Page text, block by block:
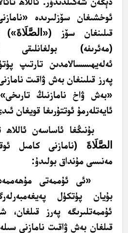
ئوخشىغان سۆزلىرىدە
قىلىنغان سۆز (« الصَّلَاةَ»)
(مەئرىفە)
ئەلەيھىسسالامدىن تارتىپ
پەرز قىلىنغان بەش ۋاقىت
«بەش ۋاخ نامازنىڭ
ئايەتلەرمۇ ئوتتۇرىغا قويغان
بۇنىڭغا ئاساسەن ئاللاھ
الصَّلَاةَ (نامازنى كامىل
مەنىسى مۇنداق بولىدۇ:
«ئى ئۇممەتى
بۇيان پۈتكۈل
ئۇممەتلىرىگە پەرز قىلغان،
قىلغان بەش ۋاقىت نامازنى